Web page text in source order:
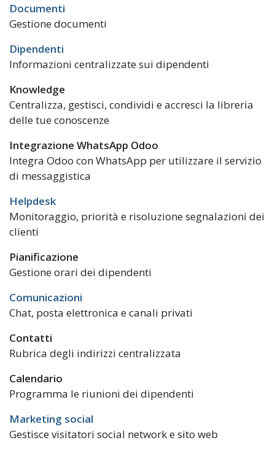
Documenti
Gestione documenti
Dipendenti
Informazioni centralizzate sui dipendenti
Knowledge
Centralizza, gestisci, condividi e accresci la libreria
delle tue conoscenze
Integrazione WhatsApp Odoo
Integra Odoo con WhatsApp per utilizzare il servizio
di messaggistica
Helpdesk
Monitoraggio, priorità e risoluzione segnalazioni dei
clienti
Pianificazione
Gestione orari dei dipendenti
Comunicazioni
Chat, posta elettronica e canali privati
Contatti
Rubrica degli indirizzi centralizzata
Calendario
Programma le riunioni dei dipendenti
Marketing social
Gestisce visitatori social network e sito web